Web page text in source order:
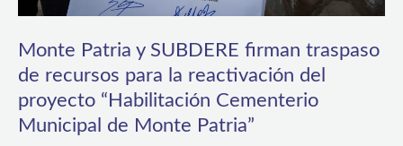
Monte Patria y SUBDERE firman traspaso
de recursos para la reactivación del
proyecto “Habilitación Cementerio
Municipal de Monte Patria”
para
la
reactivación
del
proyecto